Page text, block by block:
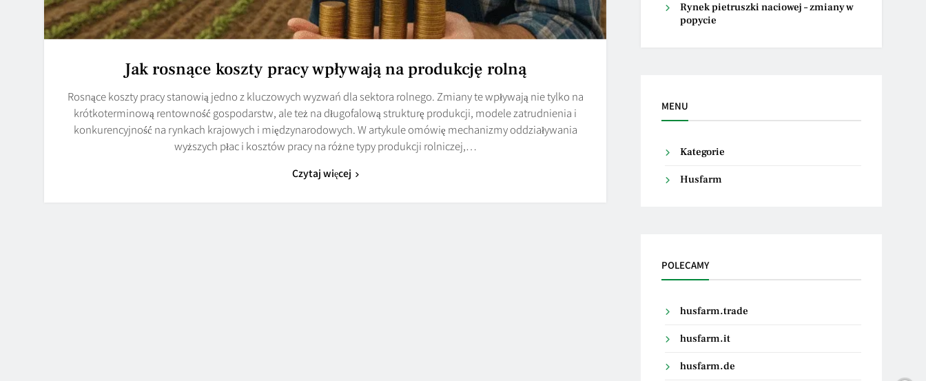
Jak rosnące koszty pracy wpływają na produkcję rolną
Rosnące koszty pracy stanowią jedno z kluczowych wyzwań dla sektora rolnego. Zmiany te wpływają nie tylko na
krótkoterminową rentowność gospodarstw, ale też na długofalową strukturę produkcji, modele zatrudnienia i
konkurencyjność na rynkach krajowych i międzynarodowych. W artykule omówię mechanizmy oddziaływania
wyższych płac i kosztów pracy na różne typy produkcji rolniczej,…
Czytaj więcej
Rynek pietruszki naciowej – zmiany w
popycie
MENU
Kategorie
Husfarm
POLECAMY
husfarm.trade
husfarm.it
husfarm.de